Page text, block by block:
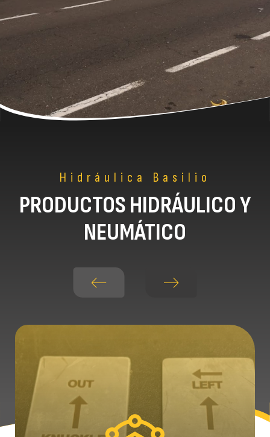
Hidráulica Basilio
PRODUCTOS HIDRÁULICO Y
NEUMÁTICO